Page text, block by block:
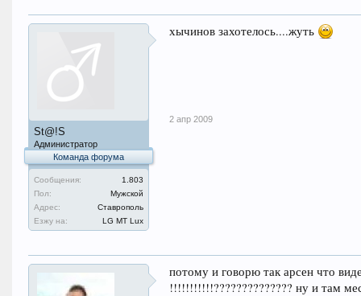
St@!S
Администратор
Команда форума
Сообщения:
1.803
Пол:
Мужской
Адрес:
Ставрополь
Езжу на:
LG MT Lux
хычинов захотелось....жуть
2 апр 2009
потому и говорю так арсен что
!!!!!!!!!!!?????????????? ну и там